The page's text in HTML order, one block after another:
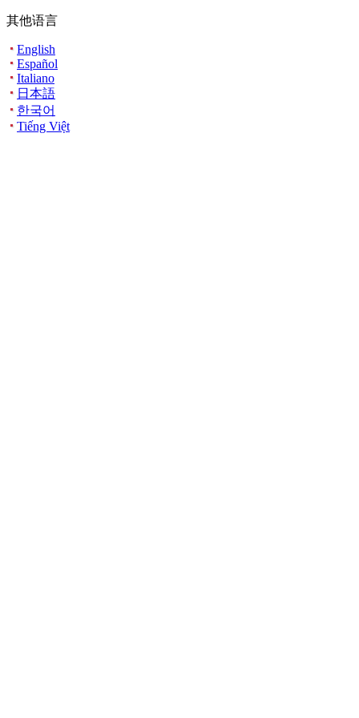
其他语言
English
Español
Italiano
日本語
한국어
Tiếng Việt